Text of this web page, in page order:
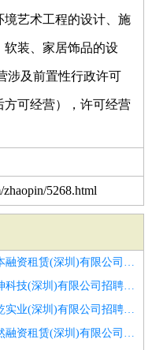
艺术工程的设计、施
软装、家居饰品的设
涉及前置性行政许可
方可经营），许可经营
5268.html
东本融资租赁(深圳)有限公司招聘营销前策岗
皓坤科技(深圳)有限公司招聘技术总监cto
润乾实业(深圳)有限公司招聘财务总监
新然融资租赁(深圳)有限公司招聘财务副总监